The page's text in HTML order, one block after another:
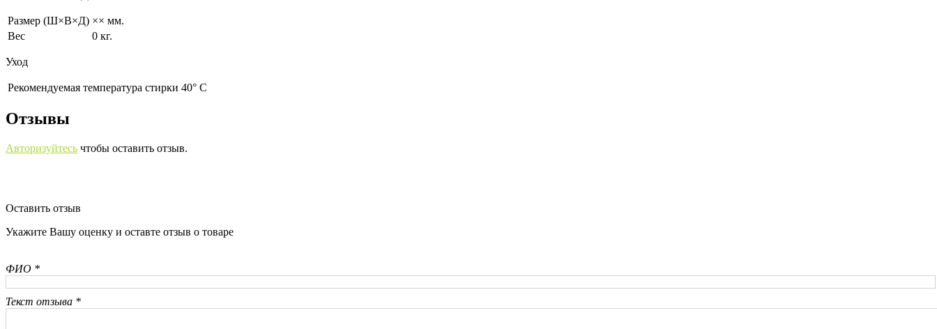
Размер (Ш×В×Д) ×× мм.
Вес
0 кг.
Уход
Рекомендуемая температура стирки 40° С
Отзывы
Авторизуйтесь чтобы оставить отзыв.
Оставить отзыв
Укажите Вашу оценку и оставте отзыв о товаре
ФИО *
Текст отзыва *